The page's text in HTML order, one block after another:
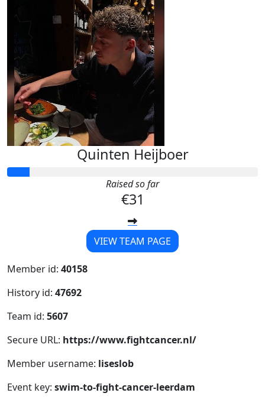
Quinten Heijboer
Raised so far
€31
VIEW TEAM PAGE
Member id: 40158
History id: 47692
Team id: 5607
Secure URL: https://www.fightcancer.nl/
Member username: liseslob
Event key: swim-to-fight-cancer-leerdam